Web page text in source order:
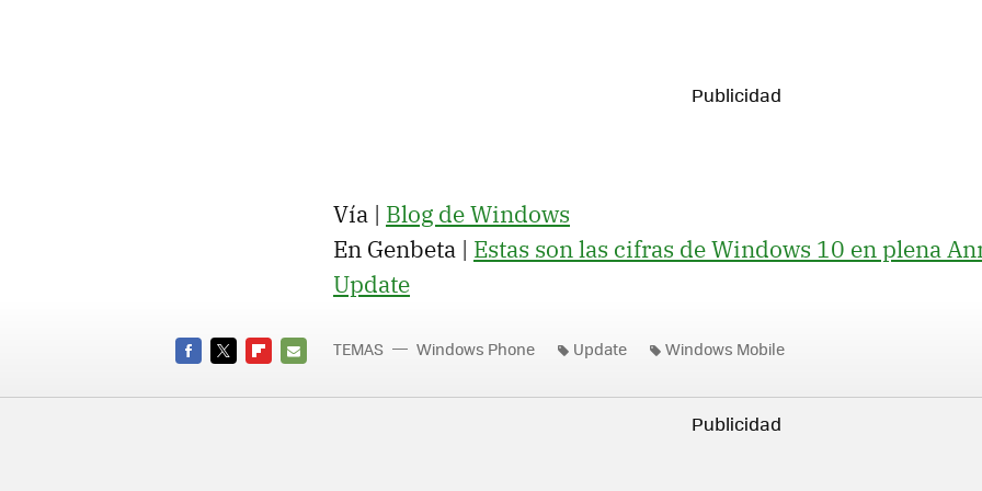
Vía | Blog de Windows
En Genbeta | Estas son las cifras de Windows 10 en plena
Update
MAIL
TEMAS Windows Phone Update Windows Mobile